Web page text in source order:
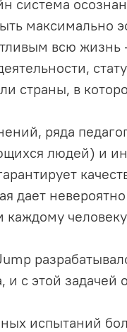
система
максимально
всю жизнь
страны, в
ряда
людей) и
дает
и с этой задачей
испытаний